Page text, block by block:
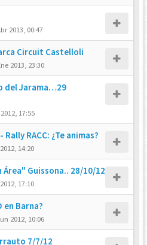
2013, 00:47
Circuit Castelloli
2013, 23:30
del Jarama…29
17:55
RACC: ¿Te animas?
14:20
Área" Guissona.. 28/10/12
17:10
Barna?
2012, 10:06
7/7/12